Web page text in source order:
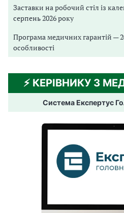
Заставки на робочий стіл із
серпень 2026 року
Програма медичних гарантій —
особливості
⚡️ КЕРІВНИКУ З
Система Експертус